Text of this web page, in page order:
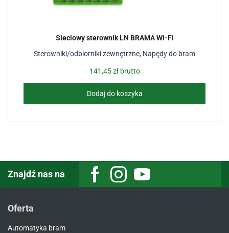
Sterowniki/odbiorniki zewnętrzne, Napędy do bram
Sieciowy sterownik LN BRAMA Wi-Fi
141,45złbrutto
Dodaj do koszyka
Znajdź nas na FacebookInstagramYoutube
Oferta
Automatyka bram